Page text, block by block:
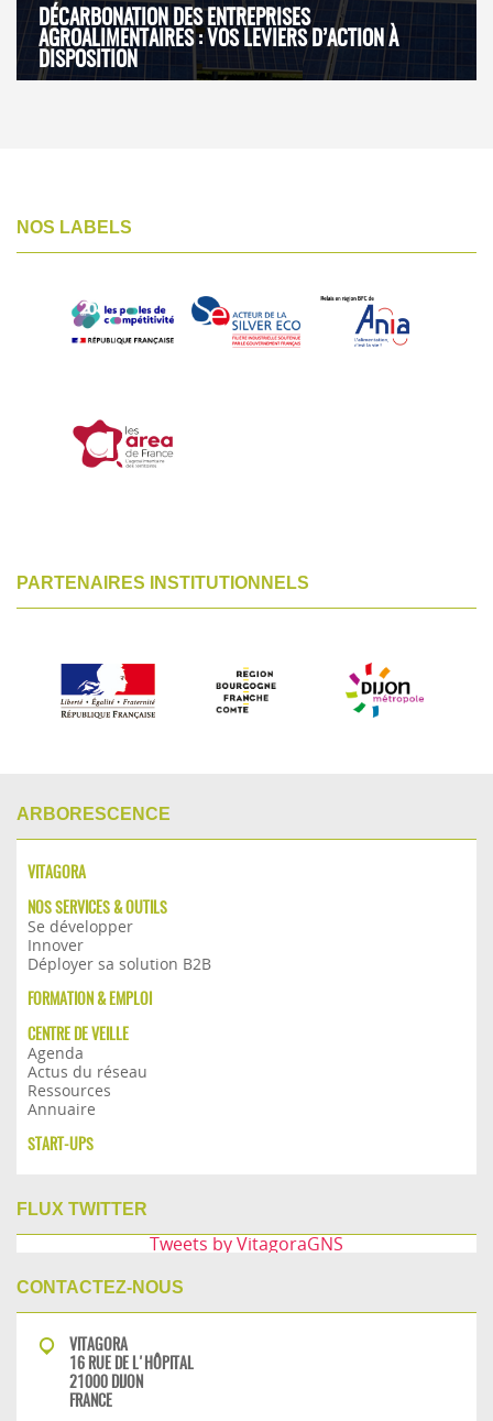
DÉCARBONATION DES ENTREPRISES
AGROALIMENTAIRES : VOS LEVIERS D’ACTION À
DISPOSITION
NOS LABELS
PARTENAIRES INSTITUTIONNELS
ARBORESCENCE
VITAGORA
NOS SERVICES & OUTILS
Se développer
Innover
Déployer sa solution B2B
FORMATION & EMPLOI
CENTRE DE VEILLE
Agenda
Actus du réseau
Ressources
Annuaire
START-UPS
FLUX TWITTER
Tweets by VitagoraGNS
CONTACTEZ-NOUS
VITAGORA
16 RUE DE L'HÔPITAL
21000 DIJON
FRANCE